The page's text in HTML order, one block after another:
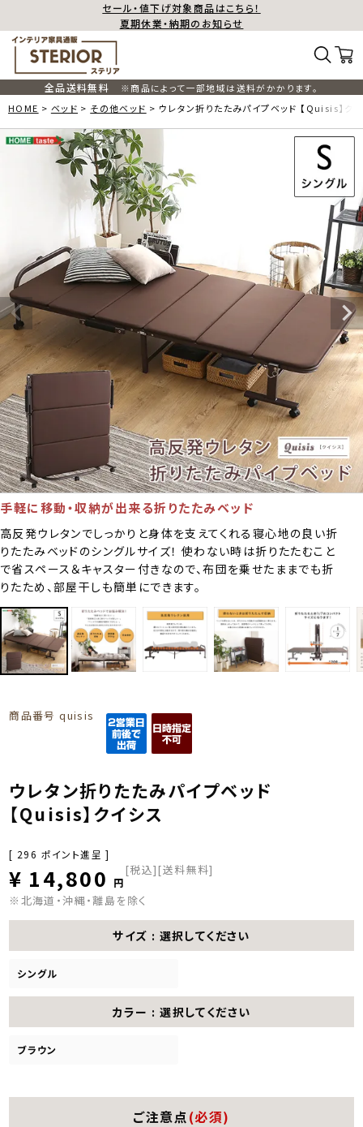
セール・値下げ対象商品はこちら！
夏期休業・納期のお知らせ
全品送料無料
※商品によって一部地域は送料がかかります。
HOME
ベッド その他ベッド ウレタン折りたたみパイプベッド 【Quisis】ク
手軽に移動・収納が出来る折りたたみベッド
高反発ウレタンでしっかりと身体を支えてくれる寝心地の良い折
りたたみベッドのシングルサイズ！ 使わない時は折りたたむこと
で省スペース＆キャスター付きなので、布団を乗せたままでも折
りたため、部屋干しも簡単にできます。
商品番号 quisis
ウレタン折りたたみパイプベッド
【Quisis】クイシス
[ 296 ポイント進呈 ]
¥ 14,800 税込 [送料無料]
※北海道・沖縄・離島を除く
サイズ 選択してください
シングル
カラー 選択してください
ブラウン
ご注意点 (必須)